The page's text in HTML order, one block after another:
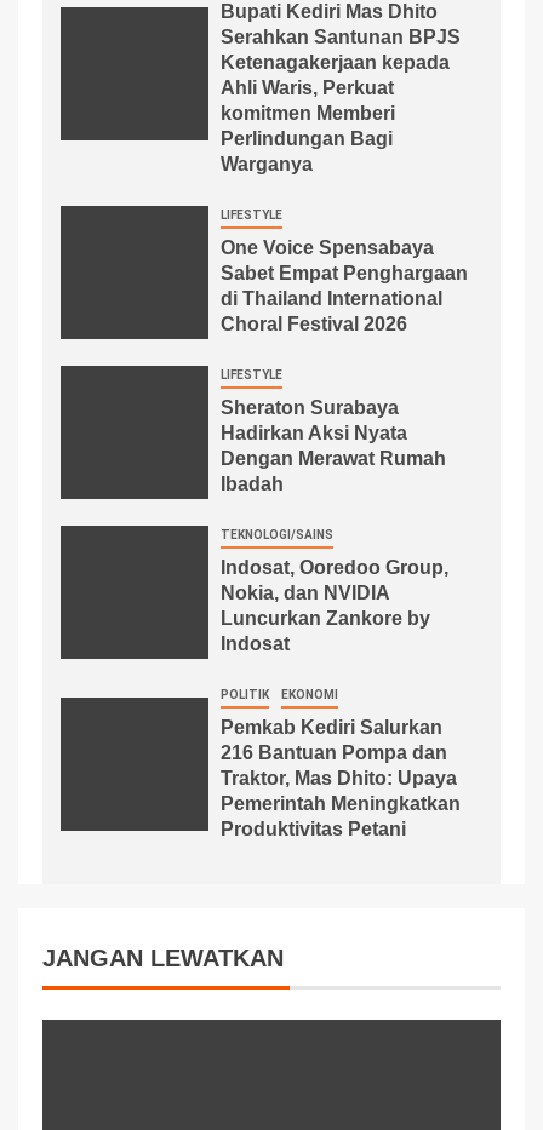
Bupati Kediri Mas Dhito
Serahkan Santunan BPJS
Ketenagakerjaan kepada
Ahli Waris, Perkuat
komitmen Memberi
Perlindungan Bagi
Warganya
LIFESTYLE
One Voice Spensabaya
Sabet Empat Penghargaan
di Thailand International
Choral Festival 2026
LIFESTYLE
Sheraton Surabaya
Hadirkan Aksi Nyata
Dengan Merawat Rumah
Ibadah
TEKNOLOGI/SAINS
Indosat, Ooredoo Group,
Nokia, dan NVIDIA
Luncurkan Zankore by
Indosat
POLITIK EKONOMI
Pemkab Kediri Salurkan
216 Bantuan Pompa dan
Traktor, Mas Dhito: Upaya
Pemerintah Meningkatkan
Produktivitas Petani
JANGAN LEWATKAN